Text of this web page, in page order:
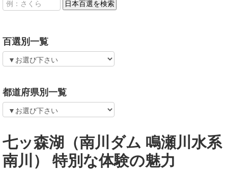
百選別一覧
都道府県別一覧
七ッ森湖（南川ダム 鳴瀬川水系
南川） 特別な体験の魅力